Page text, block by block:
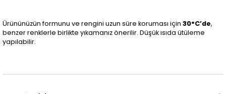
Ürününüzün formunu ve rengini uzun süre koruması için 30°C’de,
benzer renklerle birlikte yıkamanız önerilir. Düşük ısıda ütüleme
yapılabilir.